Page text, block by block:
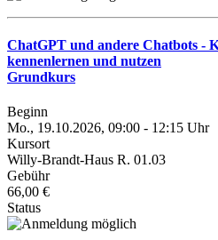
ChatGPT und andere Chatbots -
kennenlernen und nutzen
Grundkurs
Beginn
Mo., 19.10.2026, 09:00 - 12:15 Uhr
Kursort
Willy-Brandt-Haus R. 01.03
Gebühr
66,00 €
Status